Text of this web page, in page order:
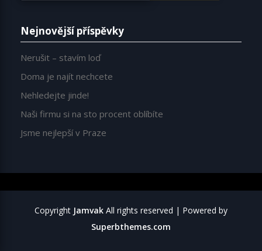
Nejnovější příspěvky
Nerušit – stavím loď
Doma je najít nechcete
Nehledejte jinde!
Naši firmu si na sto procent oblíbíte
Jsme nejlepší v Praze
Copyright Jamvak All rights reserved | Powered by
Superbthemes.com